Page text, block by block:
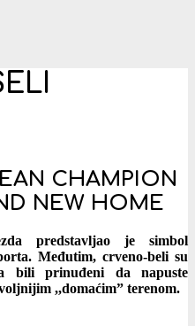
CHAMPION
NEW HOME
predstavljao je simbol
Međutim, crveno-beli su
bili prinuđeni da napuste
,,domaćim” terenom.